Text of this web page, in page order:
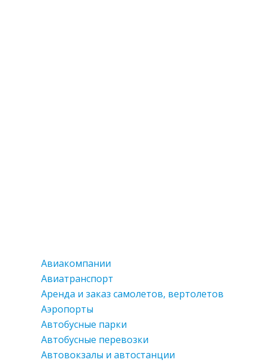
Авиакомпании
Авиатранспорт
Аренда и заказ самолетов, вертолетов
Аэропорты
Автобусные парки
Автобусные перевозки
Автовокзалы и автостанции